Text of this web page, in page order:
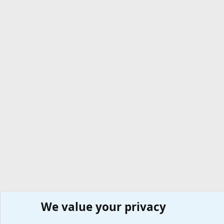
Сайт доктора Мостовского Форумы
We value your privacy